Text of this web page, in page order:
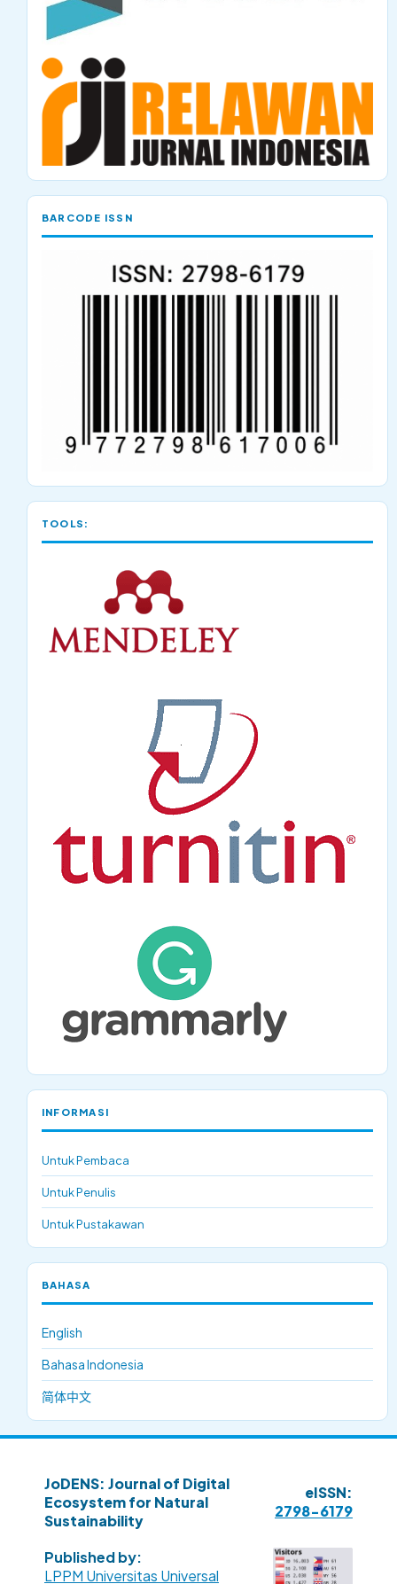
BARCODE ISSN
TOOLS:
INFORMASI
Untuk Pembaca
Untuk Penulis
Untuk Pustakawan
BAHASA
English
Bahasa Indonesia
简体中文
JoDENS: Journal of Digital
Ecosystem for Natural
Sustainability
eISSN:
2798-6179
Published by:
LPPM Universitas Universal